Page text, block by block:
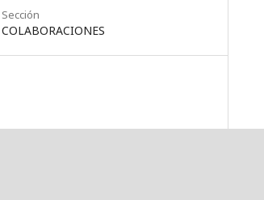
Sección
COLABORACIONES